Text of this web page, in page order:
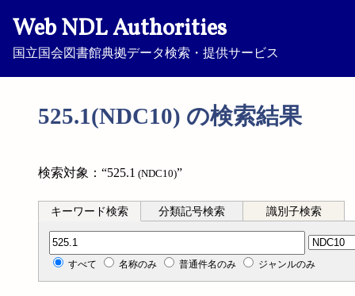
Web NDL Authorities
国立国会図書館典拠データ検索・提供サービス
525.1(NDC10) の検索結果
検索対象：“525.1 (NDC10)”
キーワード検索 分類記号検索 識別子検索
分類記号検索
すべて 名称のみ 普通件名のみ ジャンルのみ